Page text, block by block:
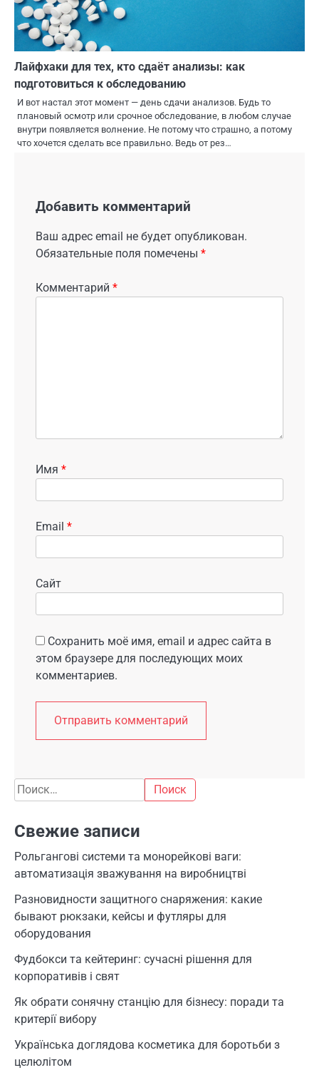
Лайфхаки для тех, кто сдаёт анализы: как
подготовиться к обследованию
И вот настал этот момент — день сдачи анализов. Будь то
плановый осмотр или срочное обследование, в любом случае
внутри появляется волнение. Не потому что страшно, а потому
что хочется сделать все правильно. Ведь от рез…
Добавить комментарий
Ваш адрес email не будет опубликован.
Обязательные поля помечены *
Комментарий *
Имя *
Email *
Сайт
Сохранить моё имя, email и адрес сайта в
этом браузере для последующих моих
комментариев.
Найти:
Свежие записи
Рольгангові системи та монорейкові ваги:
автоматизація зважування на виробництві
Разновидности защитного снаряжения: какие
бывают рюкзаки, кейсы и футляры для
оборудования
Фудбокси та кейтеринг: сучасні рішення для
корпоративів і свят
Як обрати сонячну станцію для бізнесу: поради та
критерії вибору
Українська доглядова косметика для боротьби з
целюлітом